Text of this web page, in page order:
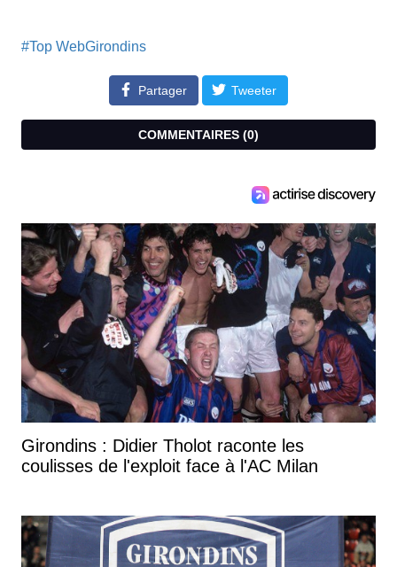
#Top WebGirondins
Partager Tweeter
COMMENTAIRES (0)
Girondins : Didier Tholot raconte les
coulisses de l'exploit face à l'AC Milan